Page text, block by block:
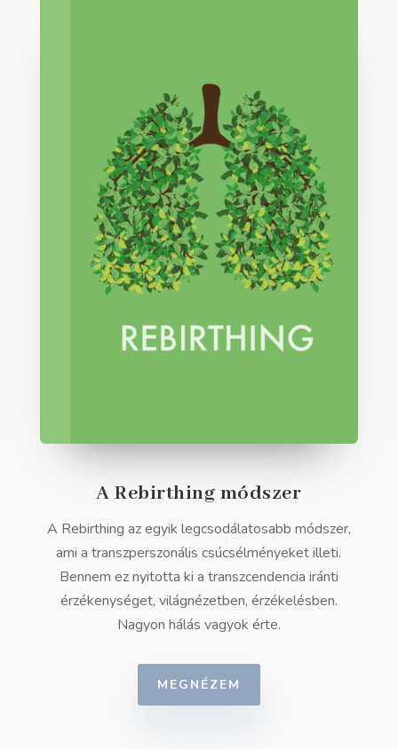
A Rebirthing módszer
A Rebirthing az egyik legcsodálatosabb módszer,
ami a transzperszonális csúcsélményeket illeti.
Bennem ez nyitotta ki a transzcendencia iránti
érzékenységet, világnézetben, érzékelésben.
Nagyon hálás vagyok érte.
MEGNÉZEM